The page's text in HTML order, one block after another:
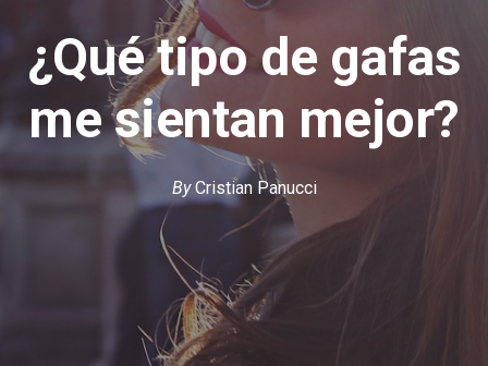
¿Qué tipo de gafas
me sientan mejor?
ByCristian Panucci